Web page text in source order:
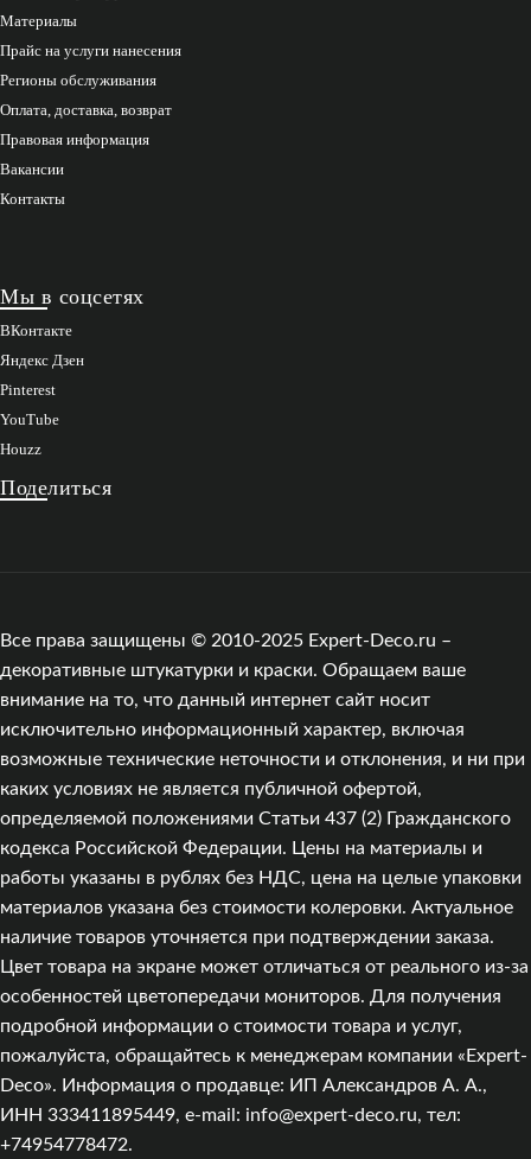
Материалы
Прайс на услуги нанесения
Регионы обслуживания
Оплата, доставка, возврат
Правовая информация
Вакансии
Контакты
Мы в соцсетях
ВКонтакте
Яндекс Дзен
Pinterest
YouTube
Houzz
Поделиться
Все права защищены © 2010-2025 Expert-Deco.ru –
декоративные штукатурки и краски. Обращаем ваше
внимание на то, что данный интернет сайт носит
исключительно информационный характер, включая
возможные технические неточности и отклонения, и ни при
каких условиях не является публичной офертой,
определяемой положениями Статьи 437 (2) Гражданского
кодекса Российской Федерации. Цены на материалы и
работы указаны в рублях без НДС, цена на целые упаковки
материалов указана без стоимости колеровки. Актуальное
наличие товаров уточняется при подтверждении заказа.
Цвет товара на экране может отличаться от реального из‑за
особенностей цветопередачи мониторов. Для получения
подробной информации о стоимости товара и услуг,
пожалуйста, обращайтесь к менеджерам компании «Expert-
Deco». Информация о продавце: ИП Александров А. А.,
ИНН 333411895449, e-mail: info@expert-deco.ru, тел:
+74954778472.